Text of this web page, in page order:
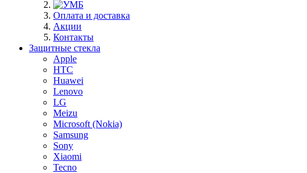
Оплата и доставка
Акции
Контакты
Защитные стекла
Apple
HTC
Huawei
Lenovo
LG
Meizu
Microsoft (Nokia)
Samsung
Sony
Xiaomi
Tecno